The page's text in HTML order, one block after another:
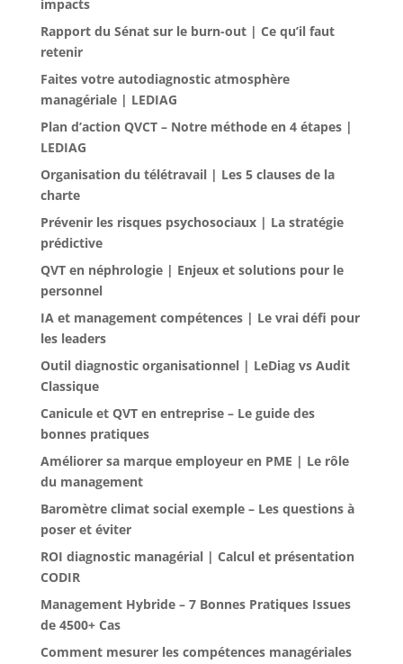
impacts
Rapport du Sénat sur le burn-out | Ce qu’il faut
retenir
Faites votre autodiagnostic atmosphère
managériale | LEDIAG
Plan d’action QVCT – Notre méthode en 4 étapes |
LEDIAG
Organisation du télétravail | Les 5 clauses de la
charte
Prévenir les risques psychosociaux | La stratégie
prédictive
QVT en néphrologie | Enjeux et solutions pour le
personnel
IA et management compétences | Le vrai défi pour
les leaders
Outil diagnostic organisationnel | LeDiag vs Audit
Classique
Canicule et QVT en entreprise – Le guide des
bonnes pratiques
Améliorer sa marque employeur en PME | Le rôle
du management
Baromètre climat social exemple – Les questions à
poser et éviter
ROI diagnostic managérial | Calcul et présentation
CODIR
Management Hybride – 7 Bonnes Pratiques Issues
de 4500+ Cas
Comment mesurer les compétences managériales